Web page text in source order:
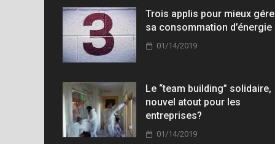
Trois applis pour mieux
sa consommation d’énergie
01/14/2019
Le “team building” solidaire,
nouvel atout pour les
entreprises?
01/14/2019